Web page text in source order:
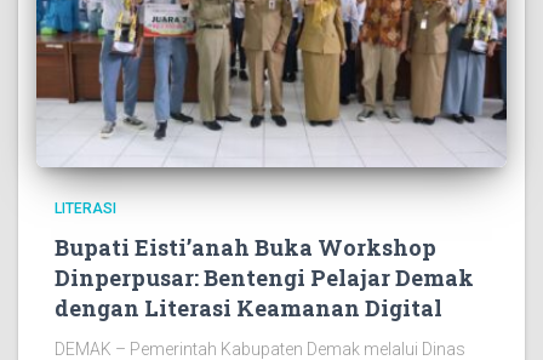
LITERASI
Bupati Eisti’anah Buka Workshop
Dinperpusar: Bentengi Pelajar Demak
dengan Literasi Keamanan Digital
DEMAK – Pemerintah Kabupaten Demak melalui Dinas